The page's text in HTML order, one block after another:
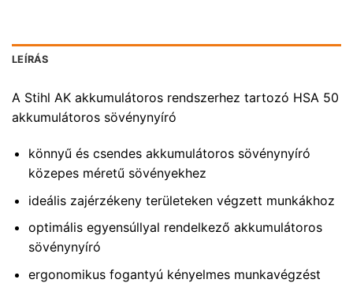
LEÍRÁS
A Stihl AK akkumulátoros rendszerhez tartozó HSA 50
akkumulátoros sövénynyíró
könnyű és csendes akkumulátoros sövénynyíró
közepes méretű sövényekhez
ideális zajérzékeny területeken végzett munkákhoz
optimális egyensúllyal rendelkező akkumulátoros
sövénynyíró
ergonomikus fogantyú kényelmes munkavégzést